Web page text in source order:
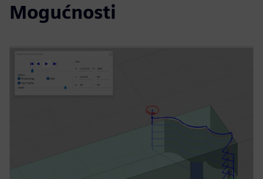
Mogućnosti